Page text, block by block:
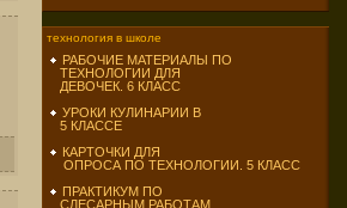
технология в школе
РАБОЧИЕ МАТЕРИАЛЫ ПО
ТЕХНОЛОГИИ ДЛЯ
ДЕВОЧЕК. 6 КЛАСС
УРОКИ КУЛИНАРИИ В
5 КЛАССЕ
КАРТОЧКИ ДЛЯ
ОПРОСА ПО ТЕХНОЛОГИИ. 5 КЛАСС
ПРАКТИКУМ ПО
СЛЕСАРНЫМ РАБОТАМ